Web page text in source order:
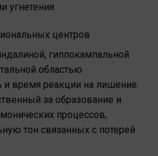
угнетения.
центров
гиппокампальной
областью
и время реакции на лишение.
за образование и
процессов,
тон связанных с потерей